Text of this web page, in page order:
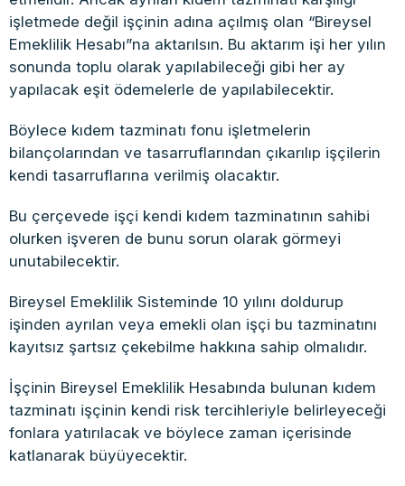
işletmede değil işçinin adına açılmış olan “Bireysel
Emeklilik Hesabı”na aktarılsın. Bu aktarım işi her yılın
sonunda toplu olarak yapılabileceği gibi her ay
yapılacak eşit ödemelerle de yapılabilecektir.
Böylece kıdem tazminatı fonu işletmelerin
bilançolarından ve tasarruflarından çıkarılıp işçilerin
kendi tasarruflarına verilmiş olacaktır.
Bu çerçevede işçi kendi kıdem tazminatının sahibi
olurken işveren de bunu sorun olarak görmeyi
unutabilecektir.
Bireysel Emeklilik Sisteminde 10 yılını doldurup
işinden ayrılan veya emekli olan işçi bu tazminatını
kayıtsız şartsız çekebilme hakkına sahip olmalıdır.
İşçinin Bireysel Emeklilik Hesabında bulunan kıdem
tazminatı işçinin kendi risk tercihleriyle belirleyeceği
fonlara yatırılacak ve böylece zaman içerisinde
katlanarak büyüyecektir.